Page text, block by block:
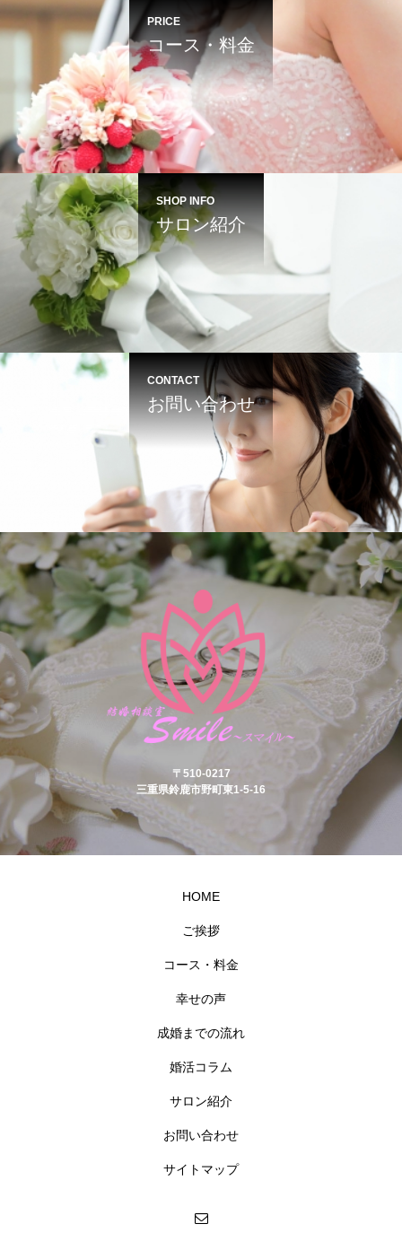
PRICE
コース・料金
SHOP INFO
サロン紹介
CONTACT
お問い合わせ
〒510-0217
三重県鈴鹿市野町東1-5-16
HOME
ご挨拶
コース・料金
幸せの声
成婚までの流れ
婚活コラム
サロン紹介
お問い合わせ
サイトマップ